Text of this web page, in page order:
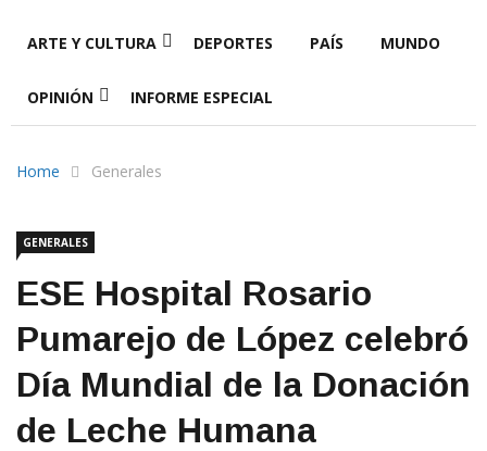
ARTE Y CULTURA DEPORTES PAÍS MUNDO
OPINIÓN INFORME ESPECIAL
Home Generales
GENERALES
ESE Hospital Rosario
Pumarejo de López celebró
Día Mundial de la Donación
de Leche Humana